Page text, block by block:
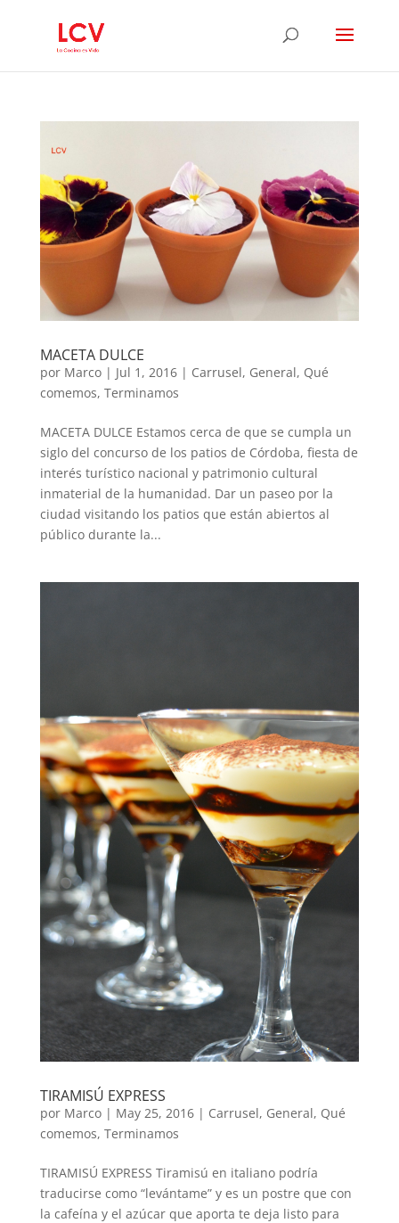
MACETA DULCE
por Marco| Jul 1, 2016| Carrusel, General, Qué
comemos, Terminamos
MACETA DULCE Estamos cerca de que se cumpla un
siglo del concurso de los patios de Córdoba, fiesta de
interés turístico nacional y patrimonio cultural
inmaterial de la humanidad. Dar un paseo por la
ciudad visitando los patios que están abiertos al
público durante la...
TIRAMISÚ EXPRESS
por Marco| May 25, 2016| Carrusel, General, Qué
comemos, Terminamos
TIRAMISÚ EXPRESS Tiramisú en italiano podría
traducirse como “levántame” y es un postre que con
la cafeína y el azúcar que aporta te deja listo para